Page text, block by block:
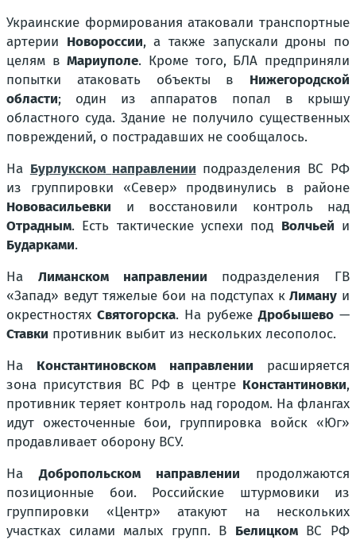
Украинские формирования атаковали транспортные
артерии Новороссии, а также запускали дроны по
целям вМариуполе. Кроме того, БЛА предприняли
попытки атаковать объекты в Нижегородской
области; один из аппаратов попал в крышу
областного суда. Здание не получило существенных
повреждений, о пострадавших не сообщалось.
На Бурлукском направлении подразделения ВС РФ
из группировки «Север» продвинулись в районе
Нововасильевки и восстановили контроль над
Отрадным. Есть тактические успехи под Волчьей и
Бударками.
На Лиманском направлении подразделения ГВ
«Запад» ведут тяжелые бои на подступах кЛиману и
окрестностях Святогорска. На рубежеДробышево —
Ставки противник выбит из нескольких лесополос.
На Константиновском направлении расширяется
зона присутствия ВС РФ в центре Константиновки,
противник теряет контроль над городом. На флангах
идут ожесточенные бои, группировка войск «Юг»
продавливает оборону ВСУ.
НаДобропольском направлении продолжаются
позиционные бои. Российские штурмовики из
группировки «Центр» атакуют на нескольких
участках силами малых групп. В БелицкомВС РФ